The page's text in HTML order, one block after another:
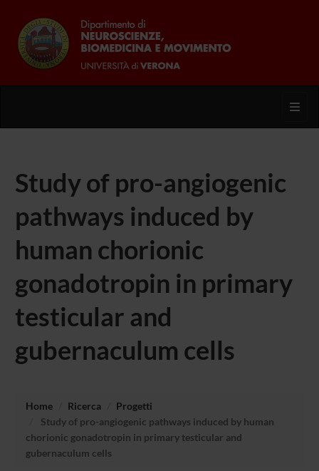
Study of pro-angiogenic
pathways induced by
human chorionic
gonadotropin in primary
testicular and
gubernaculum cells
Home Ricerca
Progetti
Study of pro-angiogenic pathways induced by human
chorionic gonadotropin in primary testicular and
gubernaculum cells